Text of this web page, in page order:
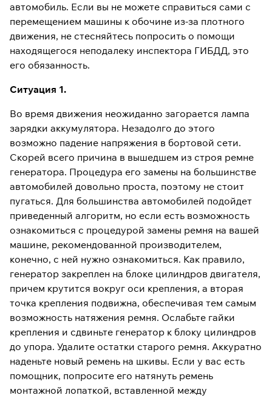
автомобиль. Если вы не можете справиться сами с
перемещением машины к обочине из-за плотного
движения, не стесняйтесь попросить о помощи
находящегося неподалеку инспектора ГИБДД, это
его обязанность.
Ситуация 1.
Во время движения неожиданно загорается лампа
зарядки аккумулятора. Незадолго до этого
возможно падение напряжения в бортовой сети.
Скорей всего причина в вышедшем из строя ремне
генератора. Процедура его замены на большинстве
автомобилей довольно проста, поэтому не стоит
пугаться. Для большинства автомобилей подойдет
приведенный алгоритм, но если есть возможность
ознакомиться с процедурой замены ремня на вашей
машине, рекомендованной производителем,
конечно, с ней нужно ознакомиться. Как правило,
генератор закреплен на блоке цилиндров двигателя,
причем крутится вокруг оси крепления, а вторая
точка крепления подвижна, обеспечивая тем самым
возможность натяжения ремня. Ослабьте гайки
крепления и сдвиньте генератор к блоку цилиндров
до упора. Удалите остатки старого ремня. Аккуратно
наденьте новый ремень на шкивы. Если у вас есть
помощник, попросите его натянуть ремень
монтажной лопаткой, вставленной между